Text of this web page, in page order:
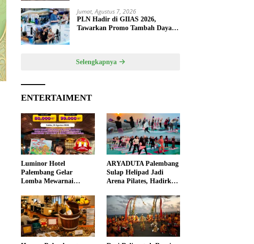
Jumat, Agustus 7, 2026
PLN Hadir di GIIAS 2026,
Tawarkan Promo Tambah Daya
Selengkapnya
ENTERTAIMENT
Luminor Hotel
Palembang Gelar
Lomba Mewarnai
Ajak Anak Asah
Kreativitas
ARYADUTA Palembang
Sulap Helipad Jadi
Arena Pilates, Hadirkan
Pertama di Kota
Pempek